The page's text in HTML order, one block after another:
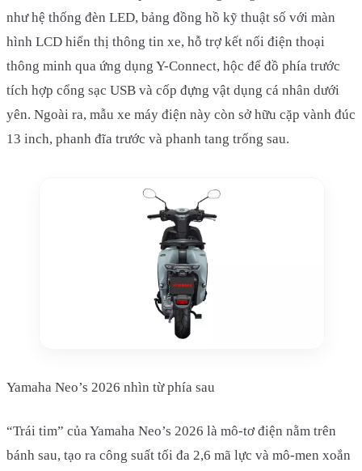
như hệ thống đèn LED, bảng đồng hồ kỹ thuật số với màn
hình LCD hiển thị thông tin xe, hỗ trợ kết nối điện thoại
thông minh qua ứng dụng Y-Connect, hộc để đồ phía trước
tích hợp cổng sạc USB và cốp đựng vật dụng cá nhân dưới
yên. Ngoài ra, mẫu xe máy điện này còn sở hữu cặp vành đúc
13 inch, phanh đĩa trước và phanh tang trống sau.
Yamaha Neo’s 2026 nhìn từ phía sau
“Trái tim” của Yamaha Neo’s 2026 là mô-tơ điện nằm trên
bánh sau, tạo ra công suất tối đa 2,6 mã lực và mô-men xoắn